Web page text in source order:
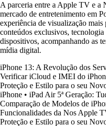
A parceria entre a Apple TV e a
mercado de entretenimento em
experiência de visualização mais
conteúdos exclusivos,
dispositivos, acompanhando as
mídia digital.
iPhone 13: A Revolução dos
Verificar iCloud e IMEI do
Proteção e Estilo para o seu
iPhone • iPad Air 5ª Geração:
Comparação de Modelos de
Funcionalidades da Nos Apple
Proteção e Estilo para o seu